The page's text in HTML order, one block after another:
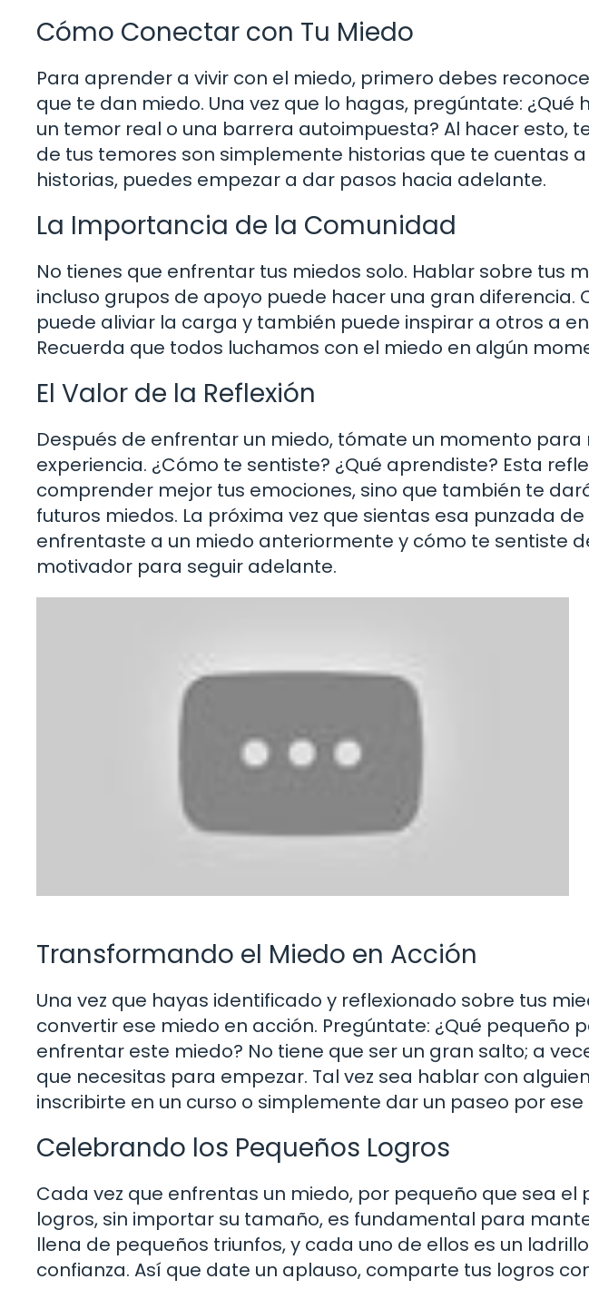
Cómo Conectar con Tu Miedo
Para aprender a vivir con el miedo, primero debes
que te dan miedo. Una vez que lo hagas, pregúntate: ¿Qué
un temor real o una barrera autoimpuesta? Al hacer esto,
de tus temores son simplemente historias que te cuentas
historias, puedes empezar a dar pasos hacia adelante.
La Importancia de la Comunidad
No tienes que enfrentar tus miedos solo. Hablar sobre tus
incluso grupos de apoyo puede hacer una gran diferencia.
puede aliviar la carga y también puede inspirar a otros a
Recuerda que todos luchamos con el miedo en algún
El Valor de la Reflexión
Después de enfrentar un miedo, tómate un momento para
experiencia. ¿Cómo te sentiste? ¿Qué aprendiste? Esta
comprender mejor tus emociones, sino que también te
futuros miedos. La próxima vez que sientas esa punzada
enfrentaste a un miedo anteriormente y cómo te sentiste
motivador para seguir adelante.
Transformando el Miedo en Acción
Una vez que hayas identificado y reflexionado sobre tus
convertir ese miedo en acción. Pregúntate: ¿Qué pequeño
enfrentar este miedo? No tiene que ser un gran salto; a
que necesitas para empezar. Tal vez sea hablar con
inscribirte en un curso o simplemente dar un paseo por
Celebrando los Pequeños Logros
Cada vez que enfrentas un miedo, por pequeño que sea el
logros, sin importar su tamaño, es fundamental para
llena de pequeños triunfos, y cada uno de ellos es un
confianza. Así que date un aplauso, comparte tus logros